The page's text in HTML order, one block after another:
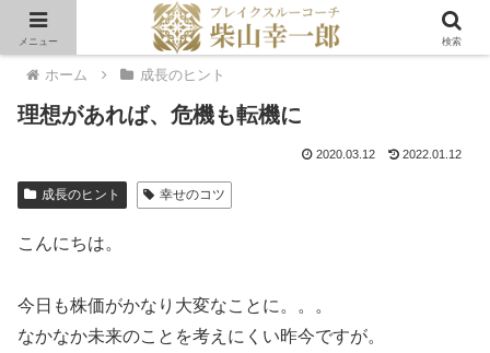
ホーム 成長のヒント
理想があれば、危機も転機に
2020.03.12 2022.01.12
成長のヒント 幸せのコツ
こんにちは。
今日も株価がかなり大変なことに。。。
なかなか未来のことを考えにくい昨今ですが。
メニュー 検索